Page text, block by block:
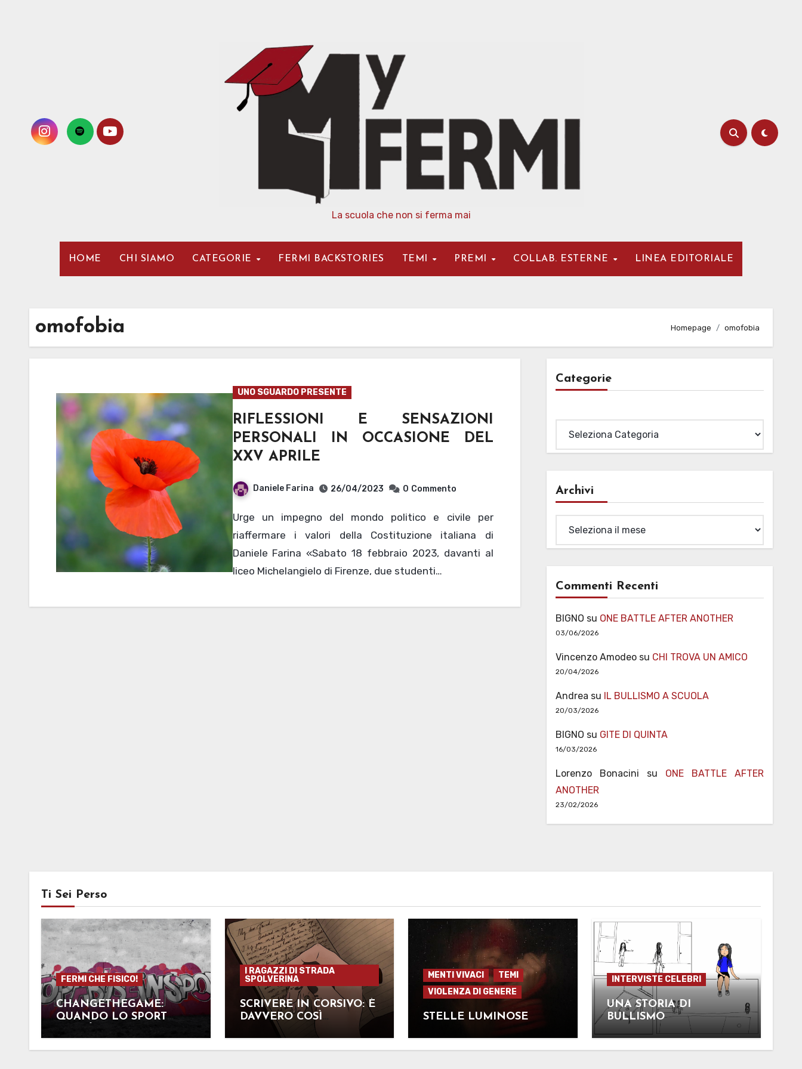
La scuola che non si ferma mai
HOME CHI SIAMO CATEGORIE FERMI BACKSTORIES TEMI PREMI COLLAB. ESTERNE LINEA EDITORIALE
omofobia Homepage omofobia
UNO SGUARDO PRESENTE
RIFLESSIONI E SENSAZIONI
PERSONALI IN OCCASIONE DEL
XXV APRILE
Daniele Farina 26/04/2023 0 Commento
Urge un impegno del mondo politico e civile per
riaffermare i valori della Costituzione italiana di
Daniele Farina «Sabato 18 febbraio 2023, davanti al
liceo Michelangielo di Firenze, due studenti…
Categorie
Archivi
Commenti Recenti
BIGNO su ONE BATTLE AFTER ANOTHER
03/06/2026
Vincenzo Amodeosu CHI TROVA UN AMICO
20/04/2026
Andrea su IL BULLISMO A SCUOLA
20/03/2026
BIGNO su GITE DI QUINTA
16/03/2026
Lorenzo Bonacini su ONE BATTLE AFTER
ANOTHER
23/02/2026
Ti Sei Perso
FERMI CHE FISICO!
CHANGETHEGAME:
QUANDO LO SPORT
I RAGAZZI DI STRADA
SPOLVERINA
SCRIVERE IN CORSIVO: È
DAVVERO COSÌ
IMPORTANTE?
MENTI VIVACI
TEMI
VIOLENZA DI GENERE
STELLE LUMINOSE
INTERVISTE CELEBRI
UNA STORIA DI
BULLISMO